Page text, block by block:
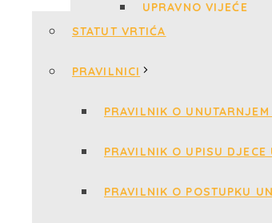
STATUT VRTIĆA
PRAVILNICI
PRAVILNIK O
PRAVILNIK O UPISU
PRAVILNIK O POSTUPKU